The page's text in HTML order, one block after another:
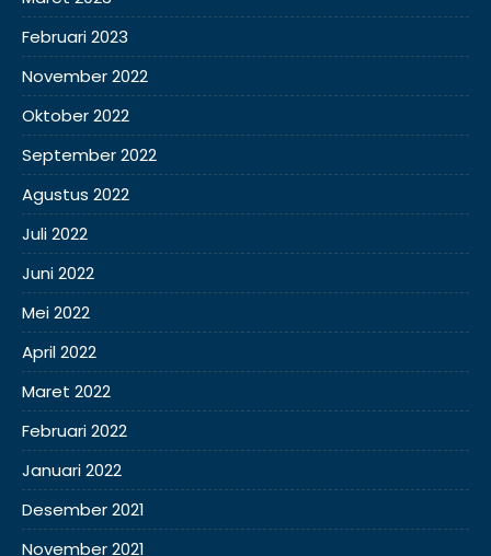
Februari 2023
November 2022
Oktober 2022
September 2022
Agustus 2022
Juli 2022
Juni 2022
Mei 2022
April 2022
Maret 2022
Februari 2022
Januari 2022
Desember 2021
November 2021